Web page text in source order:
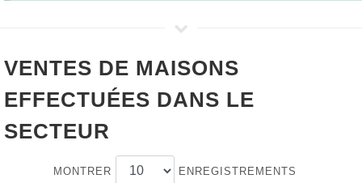
VENTES DE MAISONS
EFFECTUÉES DANS LE
SECTEUR
MONTRER ENREGISTREMENTS